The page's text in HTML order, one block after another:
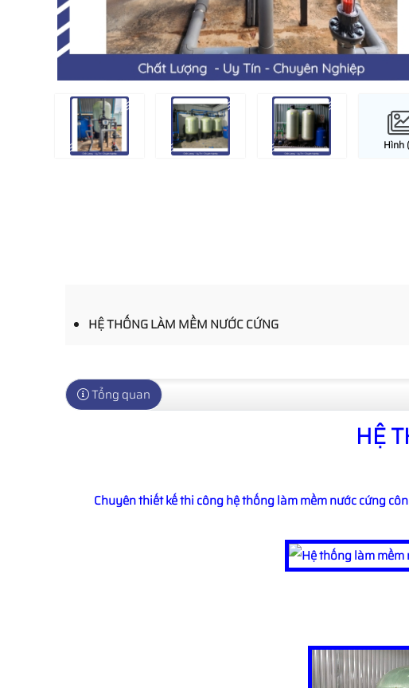
Hình
HỆ THỐNG LÀM MỀM NƯỚC CỨNG
Tổng quan
HỆ
Chuyên thiết kế thi công hệ thống làm mềm nước cứng